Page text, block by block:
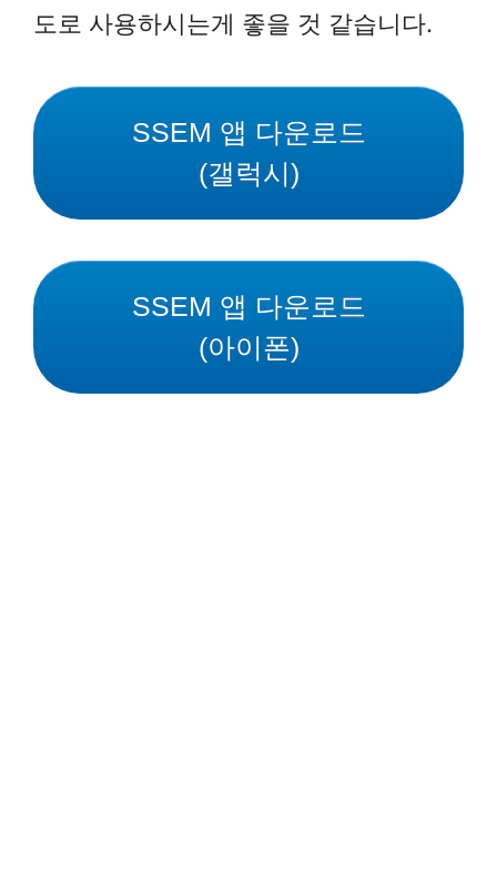
도로 사용하시는게 좋을 것 같습니다.
SSEM 앱 다운로드
(갤럭시)
SSEM 앱 다운로드
(아이폰)